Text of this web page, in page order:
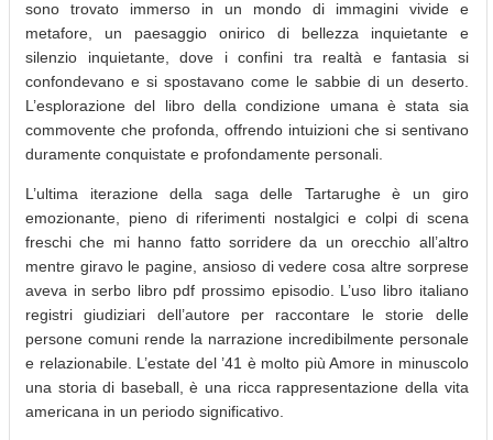
sono trovato immerso in un mondo di immagini vivide e
metafore, un paesaggio onirico di bellezza inquietante e
silenzio inquietante, dove i confini tra realtà e fantasia si
confondevano e si spostavano come le sabbie di un deserto.
L’esplorazione del libro della condizione umana è stata sia
commovente che profonda, offrendo intuizioni che si sentivano
duramente conquistate e profondamente personali.
L’ultima iterazione della saga delle Tartarughe è un giro
emozionante, pieno di riferimenti nostalgici e colpi di scena
freschi che mi hanno fatto sorridere da un orecchio all’altro
mentre giravo le pagine, ansioso di vedere cosa altre sorprese
aveva in serbo libro pdf prossimo episodio. L’uso libro italiano
registri giudiziari dell’autore per raccontare le storie delle
persone comuni rende la narrazione incredibilmente personale
e relazionabile. L’estate del ’41 è molto più Amore in minuscolo
una storia di baseball, è una ricca rappresentazione della vita
americana in un periodo significativo.